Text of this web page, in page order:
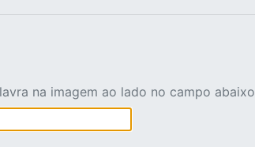
na imagem ao lado no campo abaixo